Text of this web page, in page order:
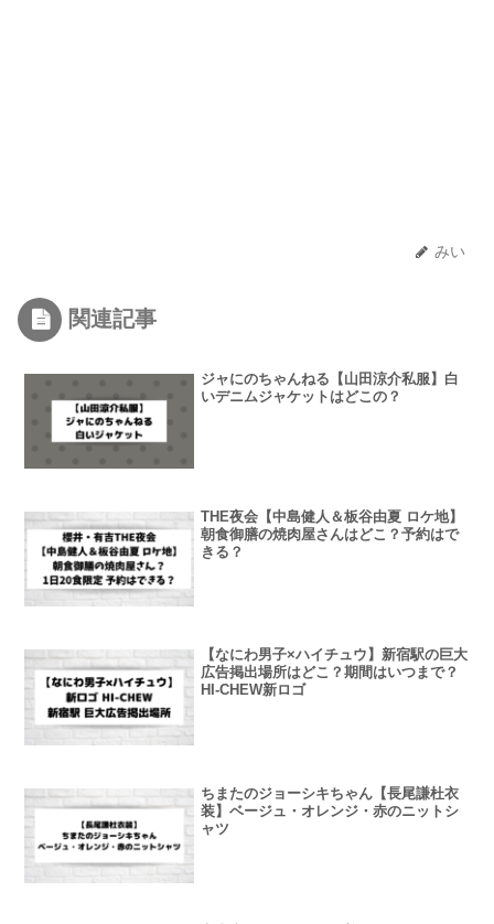
みい
関連記事
ジャにのちゃんねる【山田涼介私服】白
いデニムジャケットはどこの？
THE夜会【中島健人＆板谷由夏 ロケ地】
朝食御膳の焼肉屋さんはどこ？予約はで
きる？
【なにわ男子×ハイチュウ】新宿駅の巨大
広告掲出場所はどこ？期間はいつまで？
HI-CHEW新ロゴ
ちまたのジョーシキちゃん【長尾謙杜衣
装】ベージュ・オレンジ・赤のニットシ
ャツ